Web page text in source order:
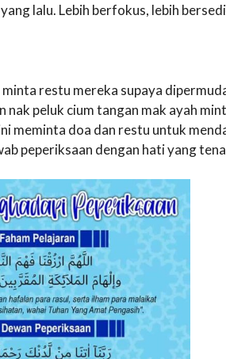
lalu. Lebih berfokus, lebih
restu mereka supaya
nak peluk cium tangan mak ayah
meminta doa dan restu untuk
peperiksaan dengan hati yang